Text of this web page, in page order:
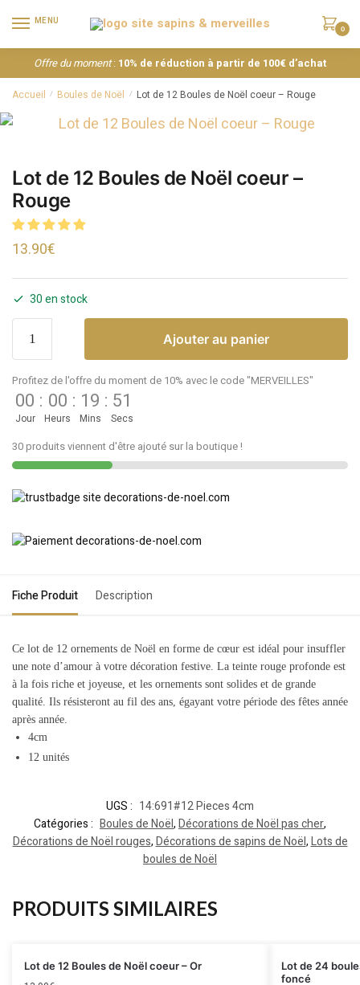
MENU
0
Offre du moment: 10% de réduction à partir de 100€ d’achat
Accueil / Boules de Noël / Lot de 12 Boules de Noël coeur – Rouge
Lot de 12 Boules de Noël coeur –
Rouge
13.90€
30 en stock
Ajouter au panier
Profitez de l'offre du moment de 10% avec le code "MERVEILLES"
00
Jour
: 00
Heurs
: 19
Mins
: 51
Secs
30 produits viennent d'être ajouté sur la boutique !
Fiche Produit Description
Ce lot de 12 ornements de Noël en forme de cœur est idéal pour insuffler
une note d’amour à votre décoration festive. La teinte rouge profonde est
à la fois riche et joyeuse, et les ornements sont solides et de grande
qualité. Ils résisteront au fil des ans, égayant votre période des fêtes année
après année.
4cm
12 unités
UGS : 14:691#12 Pieces 4cm
Catégories : Boules de Noël,Décorations de Noël pas cher,
Décorations de Noël rouges,Décorations de sapins de Noël,Lots de
boules de Noël
PRODUITS SIMILAIRES
Lot de 12 Boules de Noël coeur – Or
Lot de 24
foncé